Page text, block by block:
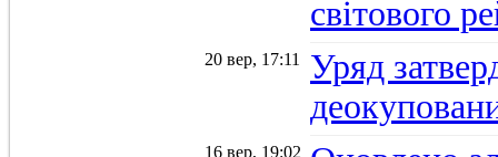
світового
20 вер, 17:11
Уряд
16 вер, 19:02